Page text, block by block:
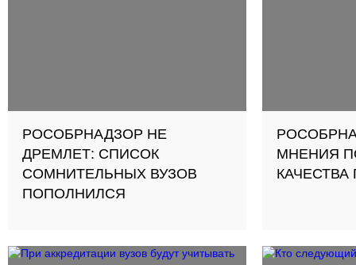
РОСОБРНАДЗОР НЕ
ДРЕМЛЕТ: СПИСОК
СОМНИТЕЛЬНЫХ ВУЗОВ
ПОПОЛНИЛСЯ
МНЕНИЯ